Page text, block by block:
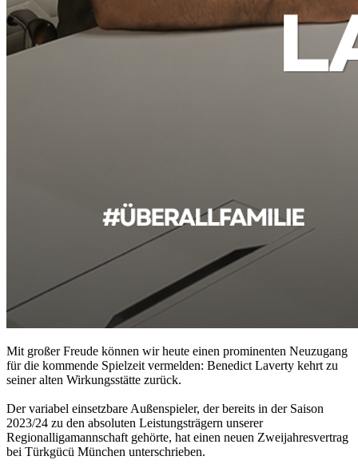
Mit großer Freude können wir heute einen prominenten Neuzugang
für die kommende Spielzeit vermelden: Benedict Laverty kehrt zu
seiner alten Wirkungsstätte zurück.
Der variabel einsetzbare Außenspieler, der bereits in der Saison
2023/24 zu den absoluten Leistungsträgern unserer
Regionalligamannschaft gehörte, hat einen neuen Zweijahresvertrag
bei Türkgücü München unterschrieben.